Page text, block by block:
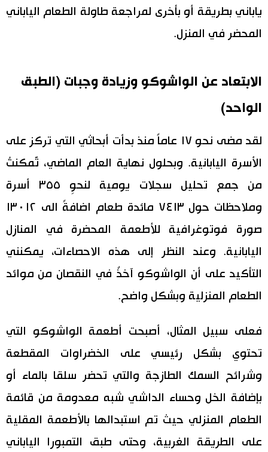
ياباني بطريقة أو بأخرى لمراجعة طاولة الطعام الياباني
المحضر في المنزل.
الابتعاد عن الواشوكو وزيادة وجبات (الطبق
الواحد)
لقد مضى نحو ١٧ عاماً منذ بدأت أبحاثي التي تركز على
الأسرة اليابانية. وبحلول نهاية العام الماضي، تَّمكنتُ
من جمع تحليل سجلات يومية لنحوِ ٣٥٥ أسرة
وملاحظات حول ٧٤١٣ مائدة طعام اضافةً الى ١٣٠١٢
صورة فوتوغرافية للأطعمة المحضرة في المنازل
اليابانية. وعند النظر إلى هذه الاحصاءات، يمكنني
التأكيد على أن الواشوكو آخذٌ في النقصان من موائد
الطعام المنزلية وبشكل واضح.
فعلى سبيل المثال، أصبحت أطعمة الواشوكو التي
تحتوي بشكل رئيسي على الخضراوات المقطعة
وشرائح السمك الطازجة والتي تحضر سلقا بالماء أو
بإضافة الخل وحساء الداشي شبه معدومة من قائمة
الطعام المنزلي حيث تم استبدالها بالأطعمة المقلية
على الطريقة الغربية، وحتى طبق التمبورا الياباني